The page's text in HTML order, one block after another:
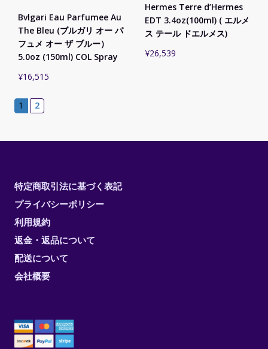
Bvlgari Eau Parfumee Au
The Bleu (ブルガリ オー パ
フュメ オー ザ ブルー）
5.0oz (150ml) COL Spray
¥16,515
Hermes Terre d’Hermes
EDT 3.4oz(100ml) ( エルメ
ス テール ドエルメス)
¥26,539
1 2
特定商取引法に基づく表記
プライバシーポリシー
利用規約
返金・返品について
配送について
会社概要